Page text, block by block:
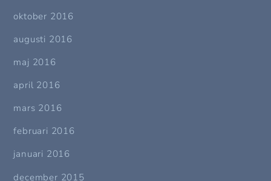
oktober 2016
augusti 2016
maj 2016
april 2016
mars 2016
februari 2016
januari 2016
december 2015